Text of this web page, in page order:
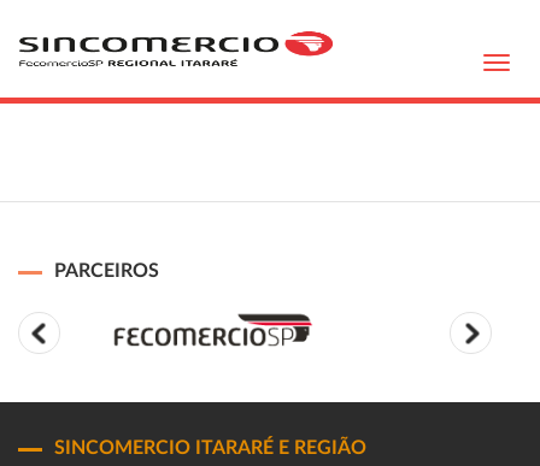
PARCEIROS
SINCOMERCIO ITARARÉ E REGIÃO